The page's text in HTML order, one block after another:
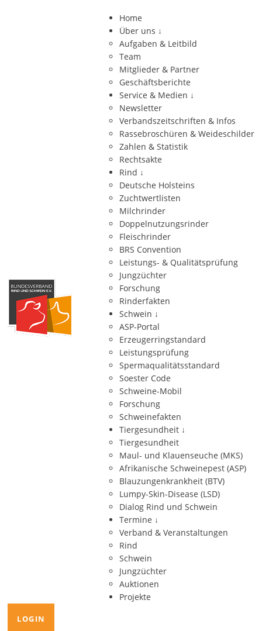
Home
Über uns ↓
Aufgaben & Leitbild
Team
Mitglieder & Partner
Geschäftsberichte
Service & Medien ↓
Newsletter
Verbandszeitschriften & Infos
Rassebroschüren & Weideschilder
Zahlen & Statistik
Rechtsakte
Rind ↓
Deutsche Holsteins
Zuchtwertlisten
Milchrinder
Doppelnutzungsrinder
Fleischrinder
BRS Convention
Leistungs- & Qualitätsprüfung
Jungzüchter
Forschung
Rinderfakten
Schwein ↓
ASP-Portal
Erzeugerringstandard
Leistungsprüfung
Spermaqualitätsstandard
Soester Code
Schweine-Mobil
Forschung
Schweinefakten
Tiergesundheit ↓
Tiergesundheit
Maul- und Klauenseuche (MKS)
Afrikanische Schweinepest (ASP)
Blauzungenkrankheit (BTV)
Lumpy-Skin-Disease (LSD)
Dialog Rind und Schwein
Termine ↓
Verband & Veranstaltungen
Rind
Schwein
Jungzüchter
Auktionen
Projekte
LOGIN